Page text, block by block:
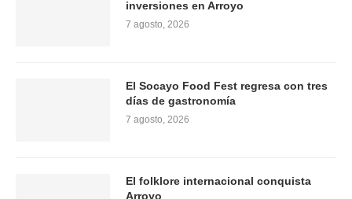
inversiones en Arroyo
7 agosto, 2026
El Socayo Food Fest regresa con tres
días de gastronomía
7 agosto, 2026
El folklore internacional conquista
Arroyo